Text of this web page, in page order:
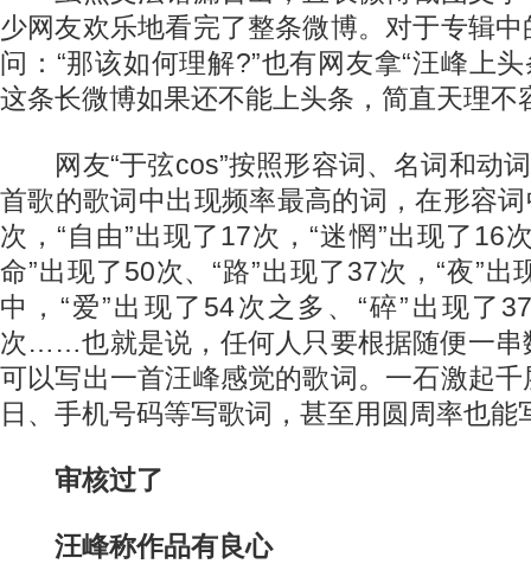
少网友欢乐地看完了整条微博。对于专辑
问：“那该如何理解?”也有网友拿“汪峰上
这条长微博如果还不能上头条，简直天理不
网友“于弦cos”按照形容词、名词和动
首歌的歌词中出现频率最高的词，在形容词
次，“自由”出现了17次，“迷惘”出现了
命”出现了50次、“路”出现了37次，“夜”
中，“爱”出现了54次之多、“碎”出现了
次……也就是说，任何人只要根据随便一串
可以写出一首汪峰感觉的歌词。一石激起
日、手机号码等写歌词，甚至用圆周率也能
审核过了
汪峰称作品有良心